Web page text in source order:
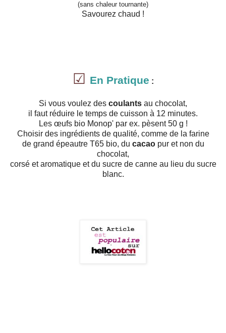
(sans chaleur tournante)
Savourez chaud !
☑ En Pratique :
Si vous voulez des coulants au chocolat,
il faut réduire le temps de cuisson à 12 minutes.
Les œufs bio Monop' par ex. pèsent 50 g !
Choisir des ingrédients de qualité, comme de la farine
de grand épeautre T65 bio, du cacaopur et non du
chocolat,
corsé et aromatique et du sucre de canne au lieu du sucre
blanc.